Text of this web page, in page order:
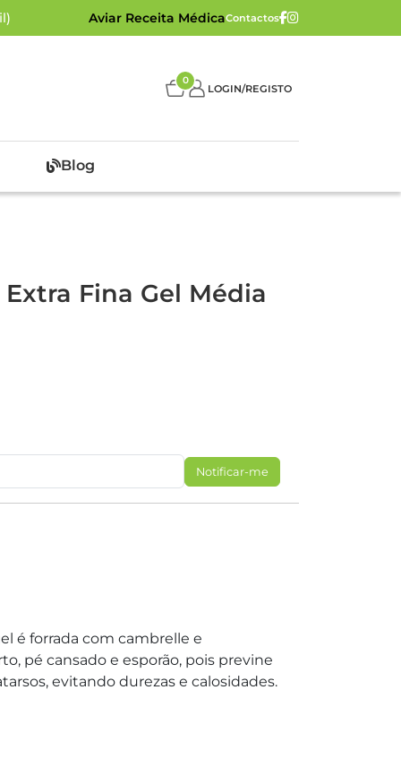
Aviar Receita MédicaContactos
0
LOGIN/REGISTO
Blog
Fina Gel Média
Notificar-me
é forrada com cambrelle e
pé cansado e esporão, pois previne
evitando durezas e calosidades.